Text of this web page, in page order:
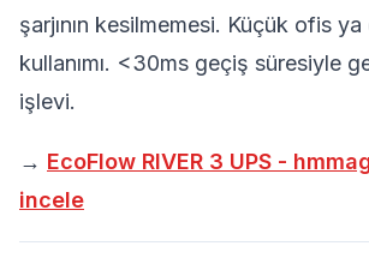
şarjının kesilmemesi. Küçük ofis
kullanımı. <30ms geçiş süresiyle
işlevi.
→ EcoFlow RIVER 3 UPS -
incele